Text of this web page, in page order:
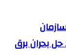
بحران برق